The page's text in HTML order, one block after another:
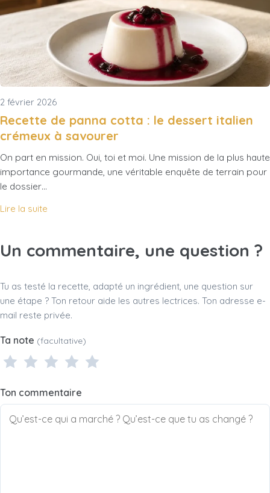
2 février 2026
Recette de panna cotta : le dessert italien
crémeux à savourer
On part en mission. Oui, toi et moi. Une mission de la plus haute
importance gourmande, une véritable enquête de terrain pour
le dossier…
Lire la suite
Un commentaire, une question ?
Tu as testé la recette, adapté un ingrédient, une question sur
une étape ? Ton retour aide les autres lectrices. Ton adresse e-
mail reste privée.
Ta note (facultative)
Ton commentaire